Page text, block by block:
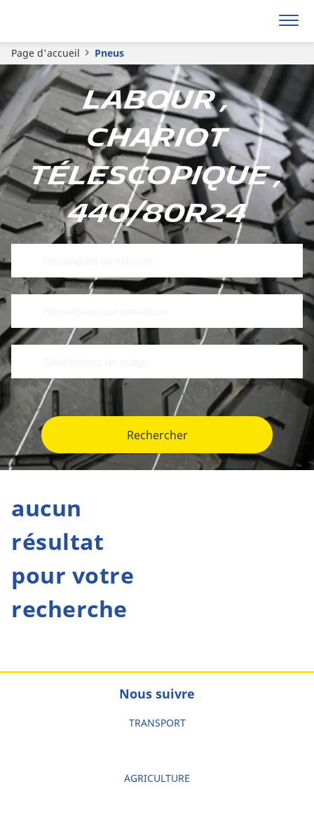
Page d'accueil Pneus
Labour ,
Chariot
télescopique ,
440/80R24
Rechercher
aucun
résultat
pour votre
recherche
Nous suivre
TRANSPORT
AGRICULTURE